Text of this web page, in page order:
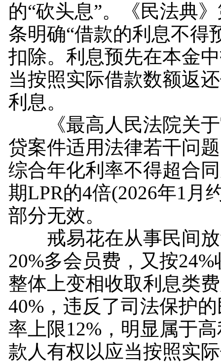
的“砍头息”。《民法典
条明确“借款的利息不得
扣除。利息预先在本金
当按照实际借款数额返
利息。
《最高人民法院关于
贷案件适用法律若干问
综合年化利率不得超合
期LPR的4倍(2026年1月
部分无效。
戒易花在从事民间放
20%多会员费，又按
整体上变相收取利息类
40%，违反了司法保护
率上限12%，明显属于
款人有权以应当按照实